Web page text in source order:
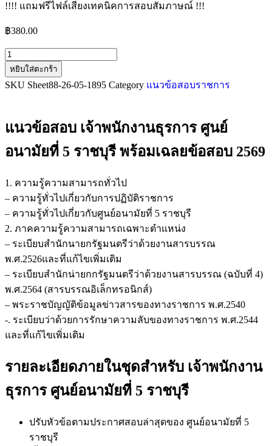
!!!! แถมฟรีไฟล์เสียงเทคนิคการสอบสัมภาษณ์ !!!
฿380.00
หยิบใส่ตะกร้า
SKU Sheet88-26-05-1895 Category แนวข้อสอบราชการ
แนวข้อสอบ เจ้าพนักงานธุรการ ศูนย์
อนามัยที่ 5 ราชบุรีพร้อมเฉลยข้อสอบ 2569
1. ความรู้ความสามารถทั่วไป
– ความรู้ทั่วไปเกี่ยวกับการปฏิบัติราชการ
– ความรู้ทั่วไปเกี่ยวกับศูนย์อนามัยที่ 5 ราชบุรี
2. ภาคความรู้ความสามารถเฉพาะตำแหน่ง
– ระเบียบสำนักนายกรัฐมนตรีว่าด้วยงานสารบรรณ
พ.ศ.2526และที่แก้ไขเพิ่มเติม
– ระเบียบสำนักน่ายกกรัฐมนตรีว่าด้วยงานสารบรรณ (ฉบับที่ 4)
พ.ศ.2564 (สารบรรณอิเล็กทรอนิกส์)
– พระราชบัญญัติข้อมูลข่าวสารของทางราชการ พ.ศ.2540
-. ระเบียบว่าด้วยการรักษาความลับของทางราชการ พ.ศ.2544
และที่แก้ไขเพิ่มเติม
รายละเอียดภายในชุดสำหรับ เจ้าพนักงาน
ธุรการ ศูนย์อนามัยที่ 5 ราชบุรี
ปรับหัวข้อตามประกาศสอบล่าสุดของ ศูนย์อนามัยที่ 5
ราชบุรี